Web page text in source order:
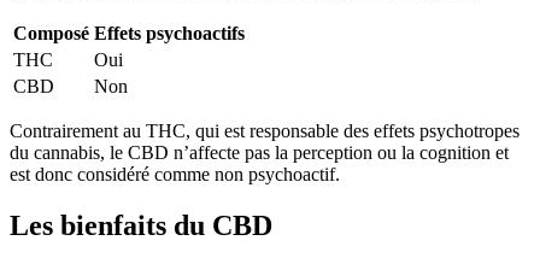
Composé Effets psychoactifs
THC
Oui
CBD
Non
Contrairement au THC, qui est responsable des effets psychotropes
du cannabis, le CBD n’affecte pas la perception ou la cognition et
est donc considéré comme non psychoactif.
Les bienfaits du CBD